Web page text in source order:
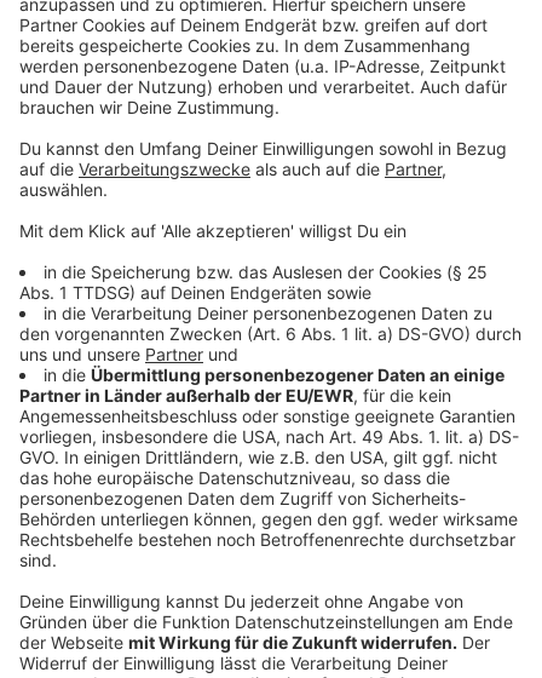
Fan Peter Wright auch zwei Frauen, Fallon Sherrock
und Mikuru Suzuki. Auf die Engländerin Sherrock richtet
sich nach ihren historischen Siegen bei der WM 2020
immer ein besonderer Fokus. Diesmal könnte es bei
Jermaine Wattimena zu einem Zweitrundenduell mit
dem Deutschen Martin Schindler kommen. Das in
und Frau ist im Darts längst Normalität - auch und vor
allem bei der WM. "Auf der
Bühne kann man mir hinstellen, wen man will: am Ende
ist es ein Gegner für mich", sagte Ricardo Pietreczko.
Der Nürnberger bekommt es direkt zum Auftakt mit
der Japanerin Suzuki tun. Beim Grand Slam of Darts
kassierte er jüngst ein deutliches 1:5 gegen die
Engländerin Beau Greaves. Sie gilt als beste Frau der
Welt, verzichtete aber auf einen WM-Start.
Anzeige
Darts-WM: Die wichtigsten Regeln
Anzeige